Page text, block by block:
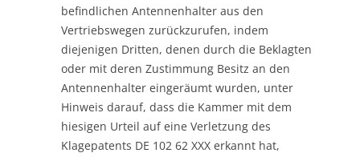
befindlichen Antennenhalter aus den
Vertriebswegen zurückzurufen, indem
diejenigen Dritten, denen durch die Beklagten
oder mit deren Zustimmung Besitz an den
Antennenhalter eingeräumt wurden, unter
Hinweis darauf, dass die Kammer mit dem
hiesigen Urteil auf eine Verletzung des
Klagepatents DE 102 62 XXX erkannt hat,